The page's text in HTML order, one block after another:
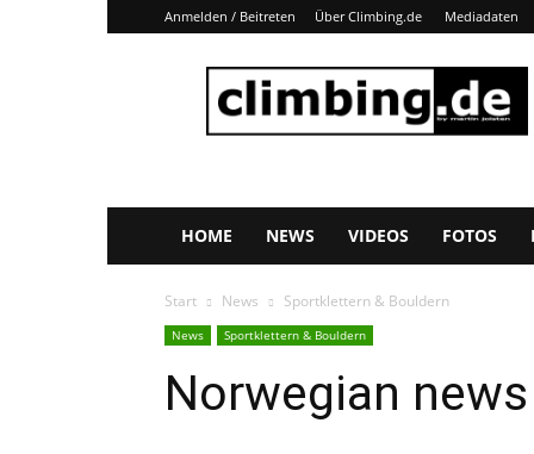
Anmelden / Beitreten Über Climbing.de Mediadaten
Climbing.de
HOME NEWS VIDEOS FOTOS
Start News Sportklettern & Bouldern
News Sportklettern & Bouldern
Norwegian news